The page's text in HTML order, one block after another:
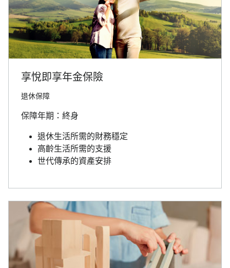
享悅即享年金保險
退休保障
保障年期：終身
退休生活所需的財務穩定
高齡生活所需的支援
世代傳承的資產安排